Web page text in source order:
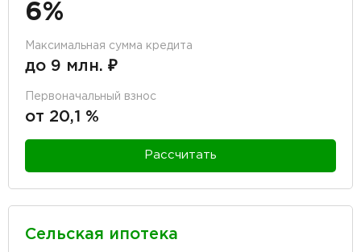
6%
Максимальная сумма кредита
до 9 млн. ₽
Первоначальный взнос
от 20,1 %
Рассчитать
Сельская ипотека